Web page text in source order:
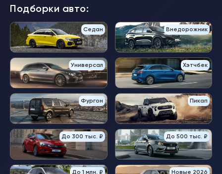
Подборки авто:
Седан Внедорожник
Универсал Хэтчбек
Фургон Пикап
До 300 тыс. ₽ До 500 тыс. ₽
До 1 млн. ₽ Новые 2026